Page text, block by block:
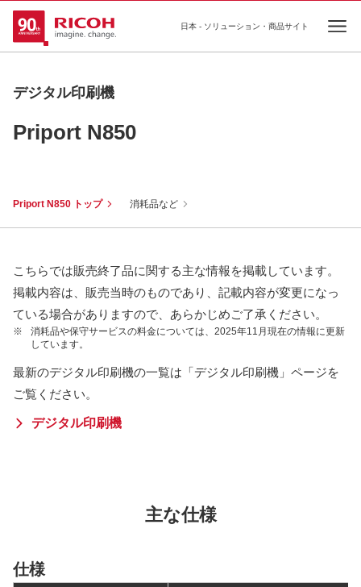
日本 - ソリューション・商品サイト
デジタル印刷機
Priport N850
Priport N850 トップ 消耗品など
こちらでは販売終了品に関する主な情報を掲載しています。
掲載内容は、販売当時のものであり、記載内容が変更になっ
ている場合がありますので、あらかじめご了承ください。
※
消耗品や保守サービスの料金については、2025年11月現在の情報に更新
しています。
最新のデジタル印刷機の一覧は「デジタル印刷機」ページを
ご覧ください。
デジタル印刷機
主な仕様
仕様